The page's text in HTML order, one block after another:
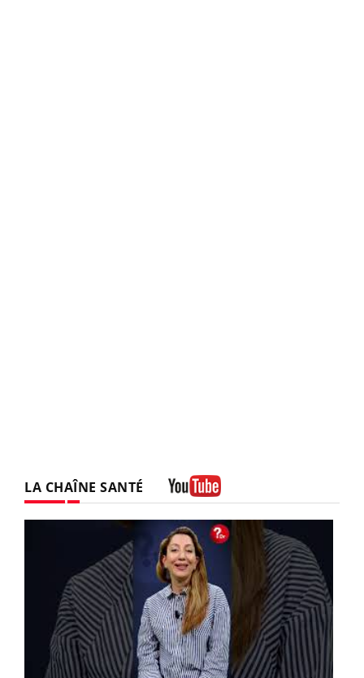
LA CHAÎNE SANTÉ